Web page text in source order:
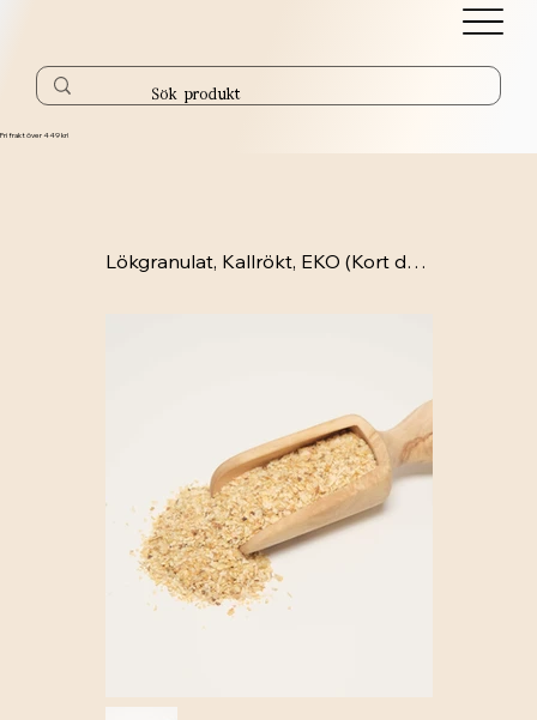
Fri frakt över 449 kr!
Lökgranulat, Kallrökt, EKO (Kort datum, 01-09-2026)